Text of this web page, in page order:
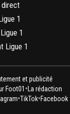
direct
1
1
Ligue 1
et publicité
Foot01 •La rédaction
•TikTok•Facebook